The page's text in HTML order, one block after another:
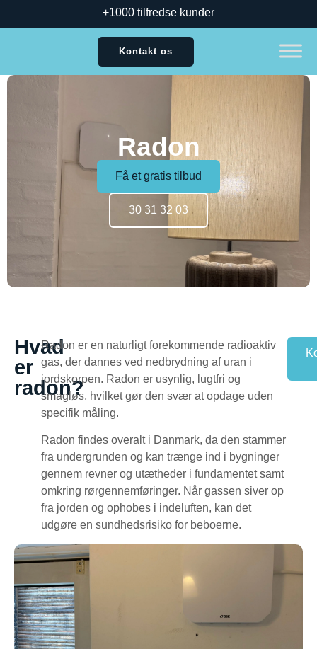
+1000 tilfredse kunder
Kontakt os
Radon
Få et gratis tilbud
30 31 32 03
Hvad
er
radon?
Radon er en naturligt forekommende radioaktiv
gas, der dannes ved nedbrydning af uran i
jordskorpen. Radon er usynlig, lugtfri og
smagløs, hvilket gør den svær at opdage uden
specifik måling.
Radon findes overalt i Danmark, da den stammer
fra undergrunden og kan trænge ind i bygninger
gennem revner og utætheder i fundamentet samt
omkring rørgennemføringer. Når gassen siver op
fra jorden og ophobes i indeluften, kan det
udgøre en sundhedsrisiko for beboerne.